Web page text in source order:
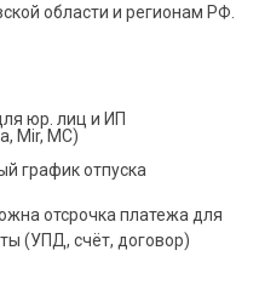
области и регионам РФ.
юр. лиц и ИП
Mir, МС)
график отпуска
отсрочка платежа для
(УПД, счёт, договор)